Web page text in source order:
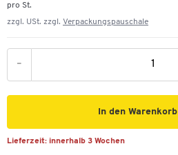
pro St.
zzgl. USt. zzgl. Verpackungspauschale
-
In den Warenkorb
Lieferzeit: innerhalb 3 Wochen